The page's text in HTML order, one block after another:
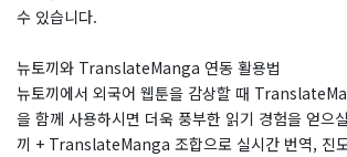
수 있습니다.
뉴토끼와 TranslateManga 연동 활용법
뉴토끼에서 외국어 웹툰을 감상할 때
을 함께 사용하시면 더욱 풍부한 읽기 경험을 얻으
끼 + TranslateManga 조합으로 실시간 번역, 진